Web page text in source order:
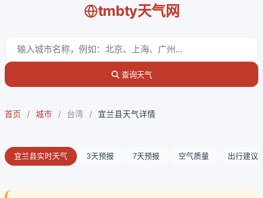
tmbty天气网
查询天气
首页 / 城市 / 台湾 / 宜兰县天气详情
宜兰县实时天气 3天预报 7天预报 空气质量 出行建议